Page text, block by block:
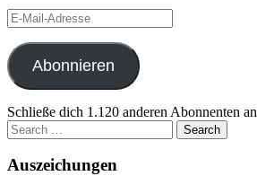
E-
Mail-
Adresse
Abonnieren
Schließe dich 1.120 anderen Abonnenten an
Search
for:
Auszeichungen